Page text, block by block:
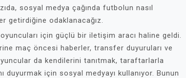
sosyal medya çağında futbolun nasıl
getirdiğine odaklanacağız.
için güçlü bir iletişim aracı haline geldi.
maç öncesi haberler, transfer duyuruları ve
da kendilerini tanıtmak, taraftarlarla
için sosyal medyayı kullanıyor. Bunun